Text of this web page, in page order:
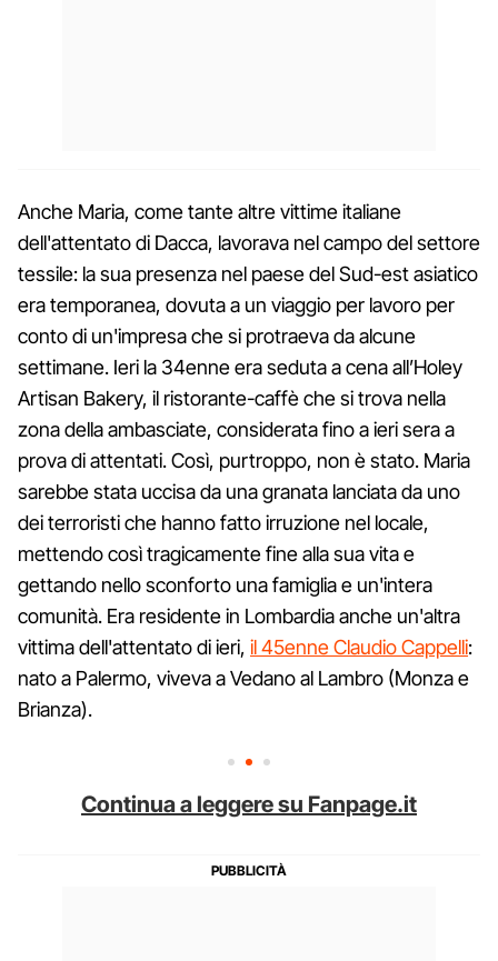
Anche Maria, come tante altre vittime italiane
dell'attentato di Dacca, lavorava nel campo del settore
tessile: la sua presenza nel paese del Sud-est asiatico
era temporanea, dovuta a un viaggio per lavoro per
conto di un'impresa che si protraeva da alcune
settimane. Ieri la 34enne era seduta a cena all’Holey
Artisan Bakery, il ristorante-caffè che si trova nella
zona della ambasciate, considerata fino a ieri sera a
prova di attentati. Così, purtroppo, non è stato. Maria
sarebbe stata uccisa da una granata lanciata da uno
dei terroristi che hanno fatto irruzione nel locale,
mettendo così tragicamente fine alla sua vita e
gettando nello sconforto una famiglia e un'intera
comunità. Era residente in Lombardia anche un'altra
vittima dell'attentato di ieri, il 45enne Claudio Cappelli:
nato a Palermo, viveva a Vedano al Lambro (Monza e
Brianza).
Continua a leggere su Fanpage.it